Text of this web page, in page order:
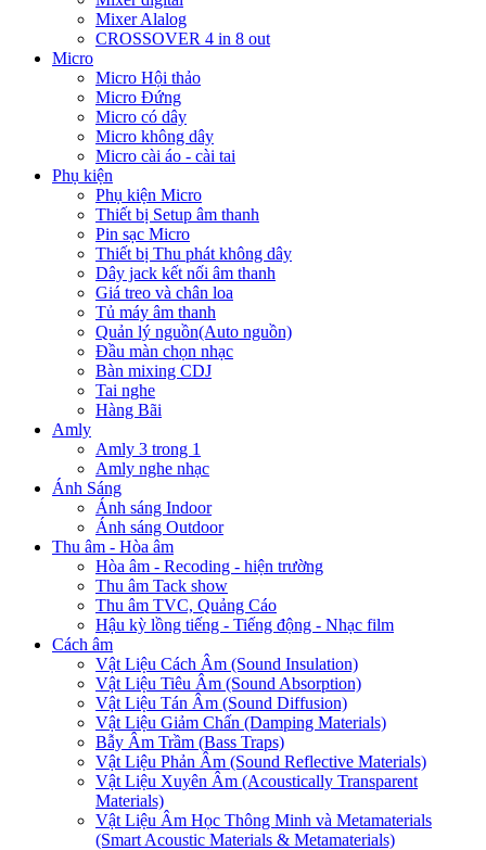
Mixer Alalog
CROSSOVER 4 in 8 out
Micro
Micro Hội thảo
Micro Đứng
Micro có dây
Micro không dây
Micro cài áo - cài tai
Phụ kiện
Phụ kiện Micro
Thiết bị Setup âm thanh
Pin sạc Micro
Thiết bị Thu phát không dây
Dây jack kết nối âm thanh
Giá treo và chân loa
Tủ máy âm thanh
Quản lý nguồn(Auto nguồn)
Đầu màn chọn nhạc
Bàn mixing CDJ
Tai nghe
Hàng Bãi
Amly
Amly 3 trong 1
Amly nghe nhạc
Ánh Sáng
Ánh sáng Indoor
Ánh sáng Outdoor
Thu âm - Hòa âm
Hòa âm - Recoding - hiện trường
Thu âm Tack show
Thu âm TVC, Quảng Cáo
Hậu kỳ lồng tiếng - Tiếng động - Nhạc film
Cách âm
Vật Liệu Cách Âm (Sound Insulation)
Vật Liệu Tiêu Âm (Sound Absorption)
Vật Liệu Tán Âm (Sound Diffusion)
Vật Liệu Giảm Chấn (Damping Materials)
Bẫy Âm Trầm (Bass Traps)
Vật Liệu Phản Âm (Sound Reflective Materials)
Vật Liệu Xuyên Âm (Acoustically Transparent
Materials)
Vật Liệu Âm Học Thông Minh và Metamaterials
(Smart Acoustic Materials & Metamaterials)